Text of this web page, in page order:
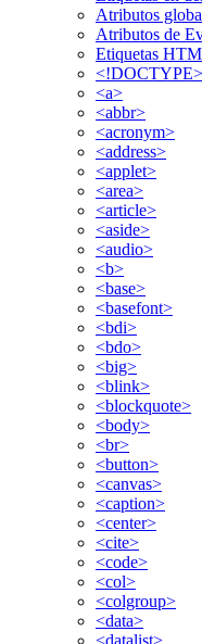
Atributos
Atributos de
Etiquetas
<!DOCTYPE>
<a>
<abbr>
<acronym>
<address>
<applet>
<area>
<article>
<aside>
<audio>
<b>
<base>
<basefont>
<bdi>
<bdo>
<big>
<blink>
<blockquote>
<body>
<br>
<button>
<canvas>
<caption>
<center>
<cite>
<code>
<col>
<colgroup>
<data>
<datalist>